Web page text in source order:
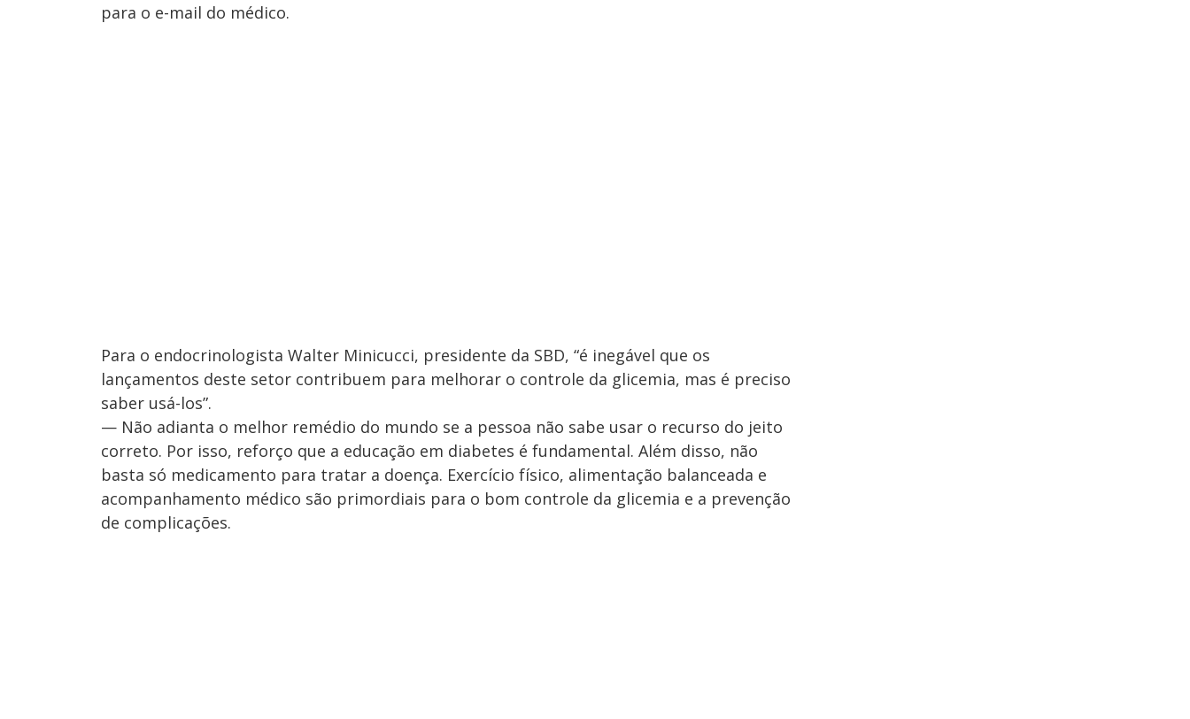
para o e-mail do médico.
Para o endocrinologista Walter Minicucci, presidente da SBD, “é inegável que os
lançamentos deste setor contribuem para melhorar o controle da glicemia, mas é preciso
saber usá-los”.
— Não adianta o melhor remédio do mundo se a pessoa não sabe usar o recurso do jeito
correto. Por isso, reforço que a educação em diabetes é fundamental. Além disso, não
basta só medicamento para tratar a doença. Exercício físico, alimentação balanceada e
acompanhamento médico são primordiais para o bom controle da glicemia e a prevenção
de complicações.